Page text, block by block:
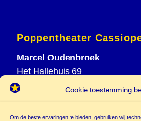
Cookie toestemming
Om de beste ervaringen te bieden, gebruiken wij
Poppentheater
Marcel Oudenbroek
Het Hallehuis 69
3823 VH Amersfoort
M 06 20 26 94 61